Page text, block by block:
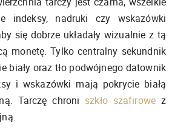
indeksy, nadruki czy wskazówki
się dobrze układały wizualnie z tą
monetę. Tylko centralny sekundnik
biały oraz tło podwójnego datownik
i wskazówki mają pokrycie białą
Tarczę chroni szkło szafirowe z